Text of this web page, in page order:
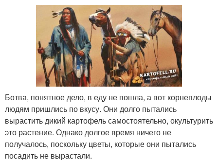
Ботва, понятное дело, в еду не пошла, а вот корнеплоды
людям пришлись по вкусу. Они долго пытались
вырастить дикий картофель самостоятельно, окультурить
это растение. Однако долгое время ничего не
получалось, поскольку цветы, которые они пытались
посадить не вырастали.